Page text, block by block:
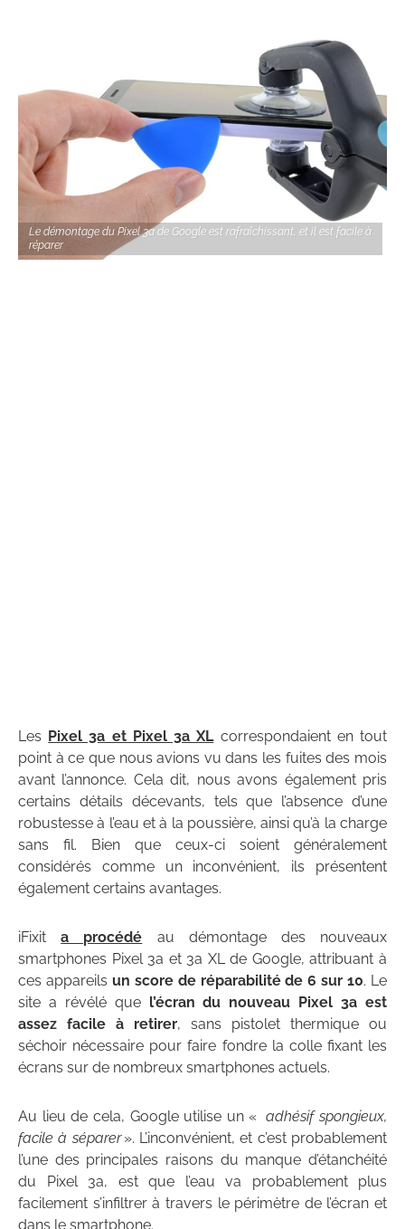
Le démontage du Pixel 3a de Google est rafraîchissant, et il est facile à
réparer
Les Pixel 3a et Pixel 3a XLcorrespondaient en tout
point à ce que nous avions vu dans les fuites des mois
avant l’annonce. Cela dit, nous avons également pris
certains détails décevants, tels que l’absence d’une
robustesse à l’eau et à la poussière, ainsi qu’à la charge
sans fil.
Bien que ceux-ci soient généralement
considérés comme un inconvénient, ils présentent
également certains avantages.
iFixita procédé au démontage des nouveaux
smartphones Pixel 3a et 3a XL de Google, attribuant à
ces appareils un score de réparabilité de 6 sur 10. Le
site a révélé que l’écran du nouveau Pixel 3a est
assez facile à retirer, sans pistolet thermique ou
séchoir nécessaire pour faire fondre la colle fixant les
écrans sur de nombreux smartphones actuels.
Au lieu de cela, Google utilise un « adhésif spongieux,
facile à séparer». L’inconvénient, et c’est probablement
l’une des principales raisons du manque d’étanchéité
du Pixel 3a, est que l’eau va probablement plus
facilement s’infiltrer à travers le périmètre de l’écran et
dans le smartphone.